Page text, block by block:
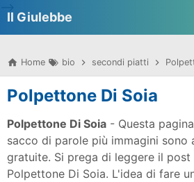
Il Giulebbe
Home bio secondi piatti
Polpettone Di Soia
Polpettone Di Soia - Questa
sacco di parole più immagini sono
gratuite. Si prega di leggere il
Polpettone Di Soia. L'idea di fare